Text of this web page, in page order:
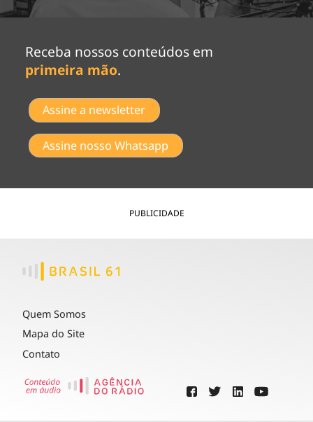
Receba nossos conteúdos em
primeira mão.
Assine a newsletter
Assine nosso Whatsapp
PUBLICIDADE
Quem Somos
Mapa do Site
Contato